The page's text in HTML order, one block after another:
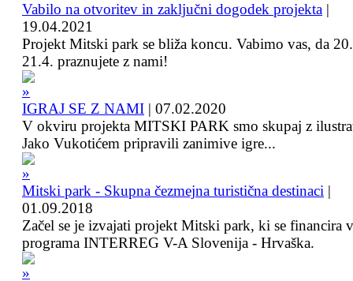
Vabilo na otvoritev in zaključni dogodek projekta |
19.04.2021
Projekt Mitski park se bliža koncu. Vabimo vas, da
21.4. praznujete z nami!
IGRAJ SE Z NAMI | 07.02.2020
V okviru projekta MITSKI PARK smo skupaj z
Jako Vukotićem pripravili zanimive igre...
Mitski park - Skupna čezmejna turistična destinaci |
01.09.2018
Začel se je izvajati projekt Mitski park, ki se financira
programa INTERREG V-A Slovenija - Hrvaška.